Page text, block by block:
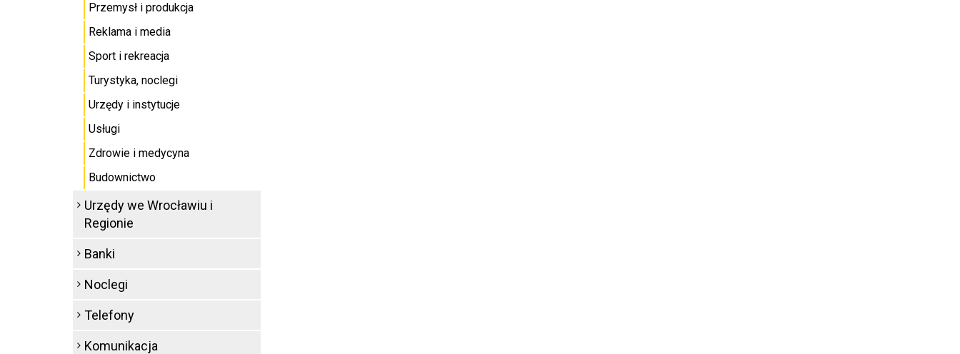
Przemysł i produkcja
Reklama i media
Sport i rekreacja
Turystyka, noclegi
Urzędy i instytucje
Usługi
Zdrowie i medycyna
Budownictwo
Urzędy we Wrocławiu i
Regionie
Banki
Noclegi
Telefony
Komunikacja